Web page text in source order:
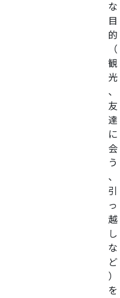
な
目
的
（
観
光
、
友
達
に
会
う
、
引
っ
越
し
な
ど
）
を